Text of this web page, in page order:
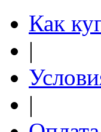
Как
|
|